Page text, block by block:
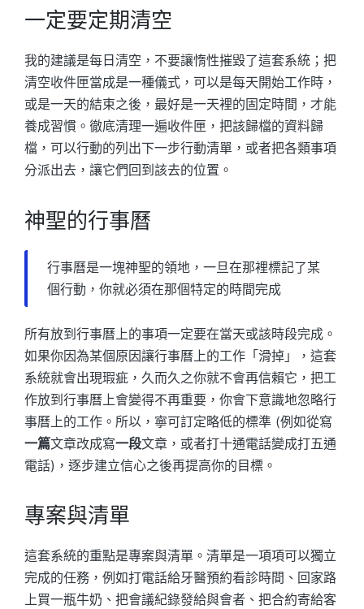
一定要定期清空
我的建議是每日清空，不要讓惰性摧毀了這套系統；把
清空收件匣當成是一種儀式，可以是每天開始工作時，
或是一天的結束之後，最好是一天裡的固定時間，才能
養成習慣。徹底清理一遍收件匣，把該歸檔的資料歸
檔，可以行動的列出下一步行動清單，或者把各類事項
分派出去，讓它們回到該去的位置。
神聖的行事曆
行事曆是一塊神聖的領地，一旦在那裡標記了某
個行動，你就必須在那個特定的時間完成
所有放到行事曆上的事項一定要在當天或該時段完成。
如果你因為某個原因讓行事曆上的工作「滑掉」，這套
系統就會出現瑕疵，久而久之你就不會再信賴它，把工
作放到行事曆上會變得不再重要，你會下意識地忽略行
事曆上的工作。所以，寧可訂定略低的標準 (例如從寫
一篇文章改成寫一段文章，或者打十通電話變成打五通
電話)，逐步建立信心之後再提高你的目標。
專案與清單
這套系統的重點是專案與清單。清單是一項項可以獨立
完成的任務，例如打電話給牙醫預約看診時間、回家路
上買一瓶牛奶、把會議紀錄發給與會者、把合約寄給客